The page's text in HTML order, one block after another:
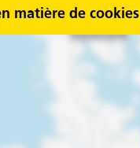
matière de cookies